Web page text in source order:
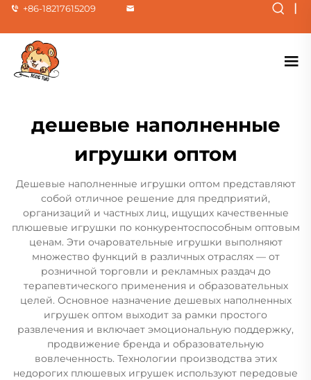
+86-18217615209 |
дешевые наполненные
игрушки оптом
Дешевые наполненные игрушки оптом представляют
собой отличное решение для предприятий,
организаций и частных лиц, ищущих качественные
плюшевые игрушки по конкурентоспособным оптовым
ценам. Эти очаровательные игрушки выполняют
множество функций в различных отраслях — от
розничной торговли и рекламных раздач до
терапевтического применения и образовательных
целей. Основное назначение дешевых наполненных
игрушек оптом выходит за рамки простого
развлечения и включает эмоциональную поддержку,
продвижение бренда и образовательную
вовлеченность. Технологии производства этих
недорогих плюшевых игрушек используют передовые